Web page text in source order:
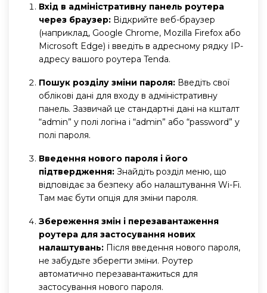
Вхід в адміністративну панель роутера
через браузер: Відкрийте веб-браузер
(наприклад, Google Chrome, Mozilla Firefox або
Microsoft Edge) і введіть в адресному рядку IP-
адресу вашого роутера Tenda.
Пошук розділу зміни пароля: Введіть свої
облікові дані для входу в адміністративну
панель. Зазвичай це стандартні дані на кшталт
“admin” у полі логіна і “admin” або “password” у
полі пароля.
Введення нового пароля і його
підтвердження: Знайдіть розділ меню, що
відповідає за безпеку або налаштування Wi-Fi.
Там має бути опція для зміни пароля.
Збереження змін і перезавантаження
роутера для застосування нових
налаштувань: Після введення нового пароля,
не забудьте зберегти зміни. Роутер
автоматично перезавантажиться для
застосування нового пароля.